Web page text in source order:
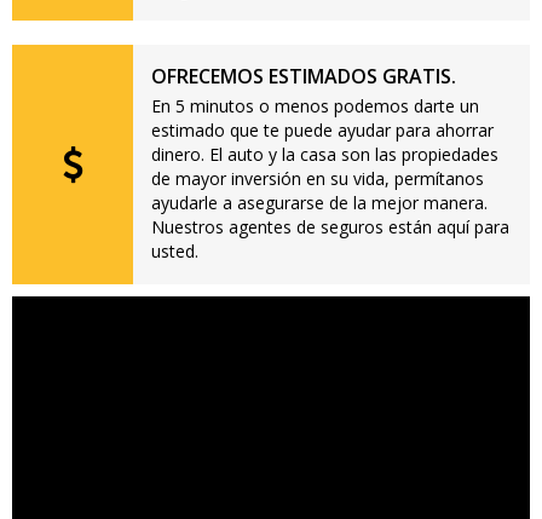
OFRECEMOS ESTIMADOS GRATIS.
En 5 minutos o menos podemos darte un
estimado que te puede ayudar para ahorrar
dinero. El auto y la casa son las propiedades
de mayor inversión en su vida, permítanos
ayudarle a asegurarse de la mejor manera.
Nuestros agentes de seguros están aquí para
usted.